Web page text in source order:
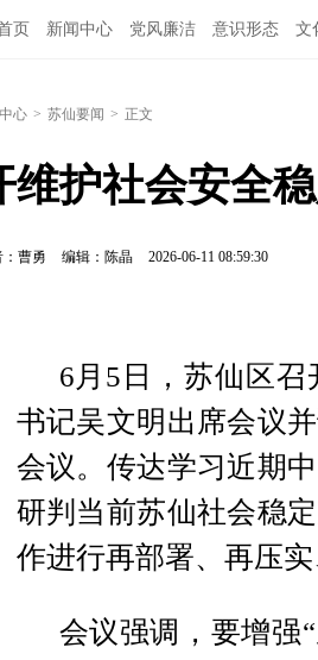
页 新闻中心 党风廉洁 意识形态 文
心 > 苏仙要闻 > 正文
维护社会安全
：曹勇 编辑：陈晶 2026-06-11 08:59:30
6月5日，苏仙区
书记吴文明出席会议
会议。传达学习近期
研判当前苏仙社会稳
作进行再部署、再压
会议强调，要增强